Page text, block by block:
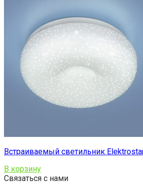
Встраиваемый светильник
В корзину
Связаться с нами